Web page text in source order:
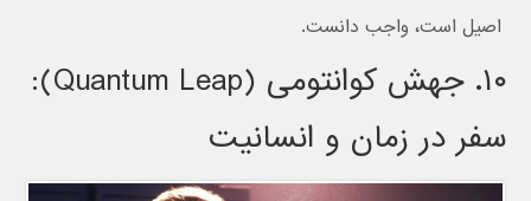
اصیل است، واجب دانست.
۱۰. جهش کوانتومی (Quantum Leap):
سفر در زمان و انسانیت